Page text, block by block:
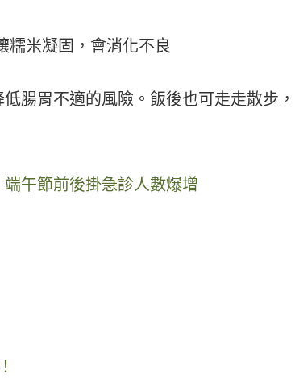
糯米凝固，會消化不良
腸胃不適的風險。飯後也可走走散步，
午節前後掛急診人數爆增